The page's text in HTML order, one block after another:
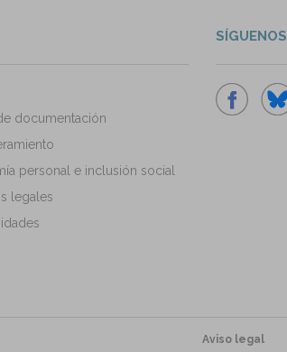
documentación
personal e inclusión social
legales
SÍGUENOS
Aviso legal